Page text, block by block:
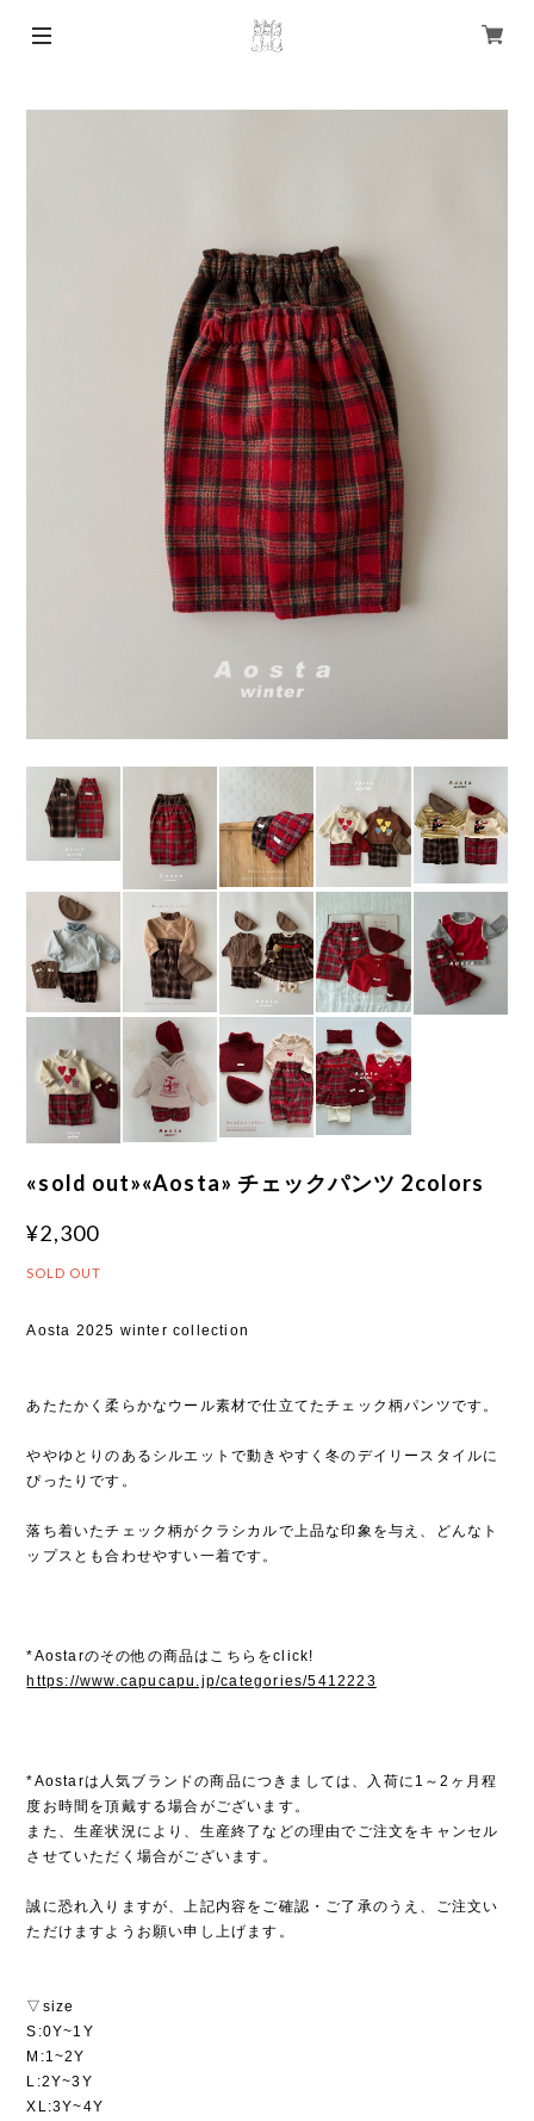
«sold out»«Aosta» チェックパンツ 2colors
¥2,300
SOLD OUT
Aosta 2025 winter collection
あたたかく柔らかなウール素材で仕立てたチェック柄パンツです。
ややゆとりのあるシルエットで動きやすく冬のデイリースタイルに
ぴったりです。
落ち着いたチェック柄がクラシカルで上品な印象を与え、どんなト
ップスとも合わせやすい一着です。
*Aostarのその他の商品はこちらをclick!
https://www.capucapu.jp/categories/5412223
*Aostarは人気ブランドの商品につきましては、入荷に1～2ヶ月程
度お時間を頂戴する場合がございます。
また、生産状況により、生産終了などの理由でご注文をキャンセル
させていただく場合がございます。
誠に恐れ入りますが、上記内容をご確認・ご了承のうえ、ご注文い
ただけますようお願い申し上げます。
▽size
S:0Y~1Y
M:1~2Y
L:2Y~3Y
XL:3Y~4Y